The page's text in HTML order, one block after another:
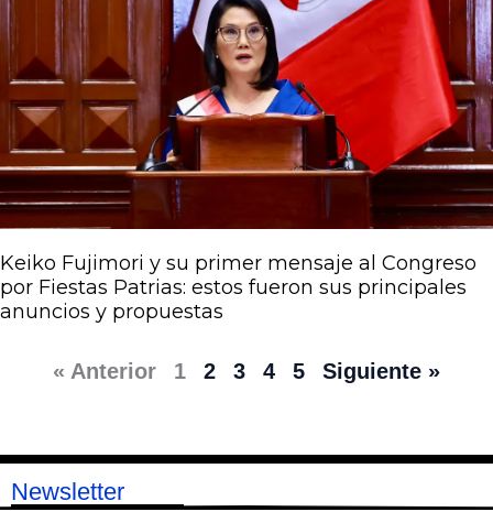
Keiko Fujimori y su primer mensaje al Congreso
por Fiestas Patrias: estos fueron sus principales
anuncios y propuestas
« Anterior 1 2 3 4 5 Siguiente »
Newsletter